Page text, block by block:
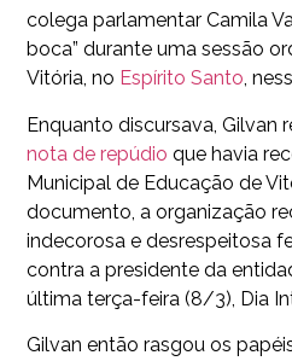
colega parlamentar Camila
boca” durante uma sessão
Vitória, no Espírito Santo,
Enquanto discursava, Gilvan
nota de repúdio que havia
Municipal de Educação de
documento, a organização
indecorosa e desrespeitosa
contra a presidente da
última terça-feira (8/3), Dia
Gilvan então rasgou os